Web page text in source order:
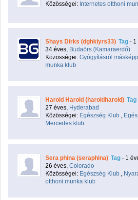
Közösségei: Internetes otthoni
Shays Dirks (dghkiyrs33) Tag - 1
34 éves, Budaörs (Kamaraerdő)
Közösségei: Gyógyításról
munka klub
Harold Harold (haroldharold) Tag
27 éves, Hyderabad
Közösségei: Egészség Klub ,
Mercedes klub
Sera phina (seraphina) Tag - 1
26 éves, Colorado
Közösségei: Egészség Klub ,
otthoni munka klub